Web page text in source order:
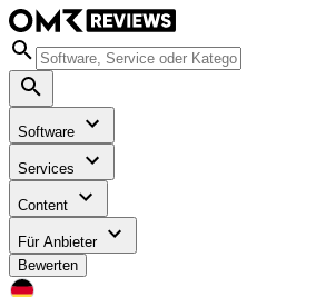
Software
Services
Content
Für Anbieter
Bewerten